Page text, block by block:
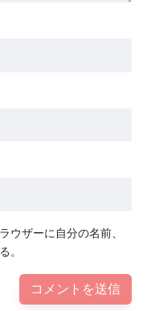
ウザーに自分の名前、
。